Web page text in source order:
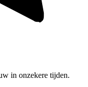
in onzekere tijden.